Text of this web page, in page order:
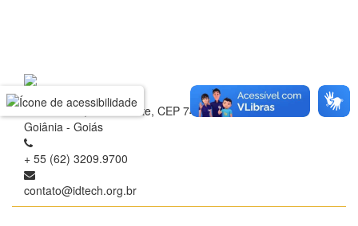
Rua 1 nº 60, Setor Oeste, CEP 74.115-040
Goiânia - Goiás
+ 55 (62) 3209.9700
contato@idtech.org.br